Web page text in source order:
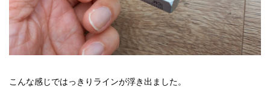
こんな感じではっきりラインが浮き出ました。